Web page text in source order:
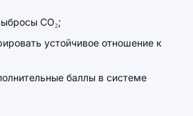
CO₂;
устойчивое отношение к
баллы в системе